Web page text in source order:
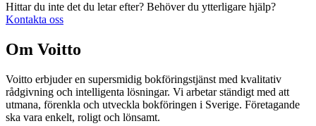
Hittar du inte det du letar efter? Behöver du ytterligare hjälp?
Kontakta oss
Om Voitto
Voitto erbjuder en supersmidig bokföringstjänst med kvalitativ
rådgivning och intelligenta lösningar. Vi arbetar ständigt med att
utmana, förenkla och utveckla bokföringen i Sverige. Företagande
ska vara enkelt, roligt och lönsamt.